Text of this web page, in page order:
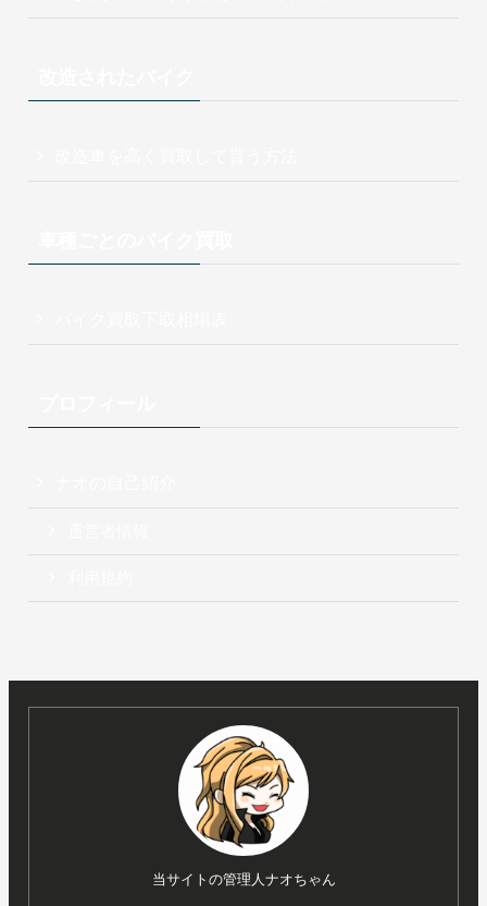
当サイトの管理人ナオちゃん